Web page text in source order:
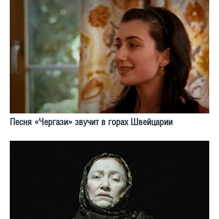
Песня «Чергази» звучит в горах Швейцарии